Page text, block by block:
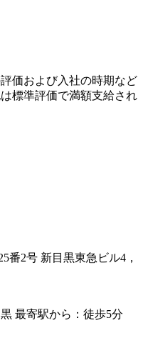
価および入社の時期など
標準評価で満額支給され
番2号 新目黒東急ビル4，
最寄駅から：徒歩5分